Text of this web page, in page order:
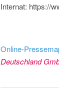
Internat: https://
Online-
Deutschland